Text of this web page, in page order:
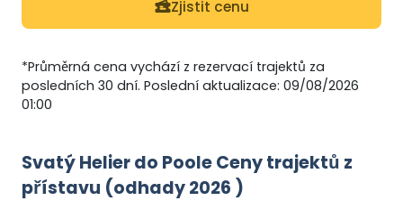
Zjistit cenu
*Průměrná cena vychází z rezervací trajektů za
posledních 30 dní. Poslední aktualizace: 09/08/2026
01:00
Svatý Helier do Poole Ceny trajektů z
přístavu (odhady 2026 )